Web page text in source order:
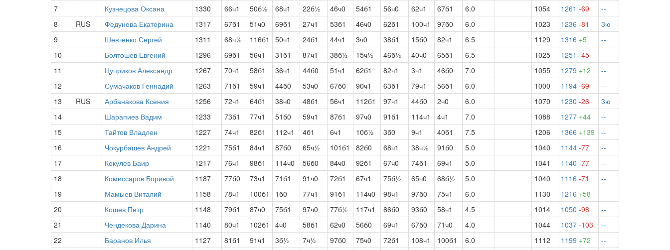
7
Кузнецова Оксана 1330 66ч1 50б½ 68ч1 22б½ 46ч0 54б1 56ч0 62ч1 67б1 6.0 1054 1261 -69
--
8
RUS Федунова Екатерина 1317 67б1 51ч0 69б1 27ч1 53б1 46ч0 62б1 100ч1 97б0 6.0 1023 1236 -81
3ю
9
Шевченко Сергей 1311 68ч½ 116б1 50ч1 24б1 44ч1 3ч0 38б1 15б0 82ч1 6.5 1129 1316 +5
--
10
Болтошев Евгений 1296 69б1 56ч1 31б1 87ч1 38б½ 15ч½ 46б½ 40ч0 65б1 6.5 1025 1251 -45
--
11
Цуприков Александр 1267 70ч1 58б1 36ч1 44б0 51ч1 62б1 82ч1 3ч1 46б0 7.0 1055 1279 +12
--
12
Сумачаков Геннадий 1263 71б1 59ч1 44б0 53ч0 67б0 90ч1 63б1 79ч1 56б1 6.0 1000 1194 -69
--
13
RUS Арбанакова Ксения 1256 72ч1 64б1 38ч0 48б1 56ч1 112б1 97ч1 44б0 2ч0 6.0 1070 1230 -26
3ю
14
Шарапиев Вадим 1233 73б1 77ч1 51б0 59ч1 87б1 97ч0 91б1 114ч1 4ч1 7.0 1088 1277 +44
--
15
Тайтов Владлен 1227 74ч1 82б1 112ч1 4б1 6ч1 10б½ 3б0 9ч1 40б1 7.5 1206 1366 +139
--
16
Чокурбашев Андрей 1221 75б1 84ч1 87б0 65ч½ 101б1 82б0 68ч1 38ч½ 91б0 5.0 1040 1144 -77
--
17
Кокулев Баир 1217 76ч1 98б1 114ч0 56б0 84ч0 92б1 67ч0 74б1 69ч1 5.0 1041 1140 -77
--
18
Комиссаров Боривой 1187 77б0 73ч1 71б1 91ч0 72б1 67ч1 75б½ 65ч0 68б½ 5.0 1040 1116 -71
--
19
Мамыев Виталий 1158 78ч1 100б1 1б0 77ч1 91б1 114ч0 98ч1 97б0 75ч1 6.0 1130 1216 +58
--
20
Кошев Петр 1148 79б1 87ч0 75б1 97ч0 77б½ 117ч1 86б0 93б0 58ч1 4.5 1014 1050 -98
--
21
Чендекова Дарина 1140 80ч1 102б1 4ч0 58б1 62ч0 56б0 69ч1 67б0 71ч0 4.0 1044 1037 -103
--
22
Баранов Илья 1127 81б1 91ч1 3б½ 7ч½ 97б0 75ч0 72б1 108ч1 100б1 6.0 1112 1199 +72
--